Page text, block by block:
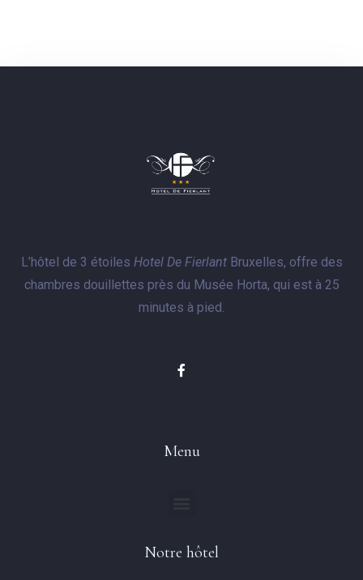
L’hôtel de 3 étoiles Hotel De FierlantBruxelles, offre des
chambres douillettes près du Musée Horta, qui est à 25
minutes à pied.
Menu
Notre hôtel